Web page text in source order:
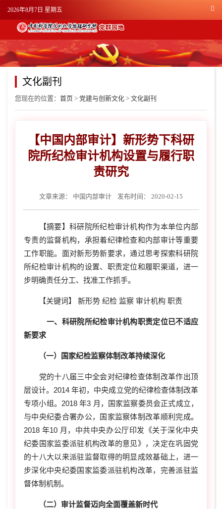
2026年8月7日 星期五
文化副刊
您现在的位置： 首页 > 党建与创新文化 > 文化副刊
【中国内部审计】新形势下科研
院所纪检审计机构设置与履行职
责研究
文章来源： 中国内部审计 发布时间： 2020-02-15
【摘要】科研院所纪检审计机构作为本单位内部
专责的监督机构，承担着纪律检查和内部审计等重要
工作职能。面对新形势新要求，通过思考探索科研院
所纪检审计机构的设置、职责定位和履职渠道，进一
步明确责任分工、找准工作抓手。
【关键词】 新形势 纪检 监察 审计机构 职责
一、科研院所纪检审计机构职责定位已不适应
新要求
（一）国家纪检监察体制改革持续深化
党的十八届三中全会对纪律检查体制改革作出顶
层设计。2014 年初，中央成立党的纪律检查体制改革
专项小组。2018 年3 月，国家监察委员会正式成立，
与中央纪委合署办公，国家监察体制改革顺利完成。
2018 年10 月，中共中央办公厅印发《关于深化中央
纪委国家监委派驻机构改革的意见》，决定在巩固党
的十八大以来派驻监督取得的明显成效基础上，进一
步深化中央纪委国家监委派驻机构改革，完善派驻监
督体制机制。
（二）审计监督迈向全面覆盖新时代